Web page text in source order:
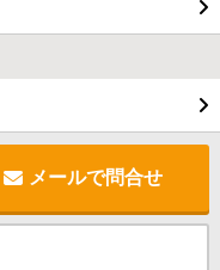
メールで問合せ